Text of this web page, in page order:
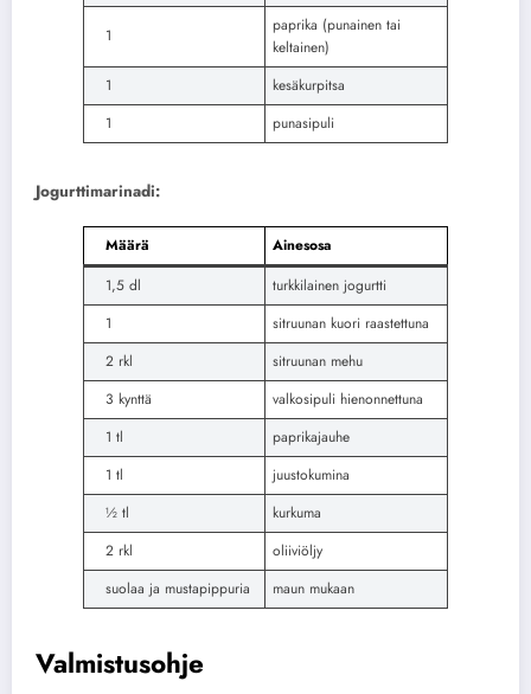
1
paprika (punainen tai
keltainen)
1
kesäkurpitsa
1
punasipuli
Jogurttimarinadi:
Määrä
Ainesosa
1,5 dl
turkkilainen jogurtti
1
sitruunan kuori raastettuna
2 rkl
sitruunan mehu
3 kynttä
valkosipuli hienonnettuna
1 tl
paprikajauhe
1 tl
juustokumina
½ tl
kurkuma
2 rkl
oliiviöljy
suolaa ja mustapippuria
maun mukaan
Valmistusohje